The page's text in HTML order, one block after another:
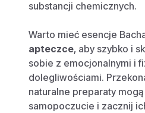
substancji chemicznych.
Warto mieć esencje
apteczce, aby szybko i
sobie z emocjonalnymi i
dolegliwościami.
naturalne preparaty mogą
samopoczucie i zacznij